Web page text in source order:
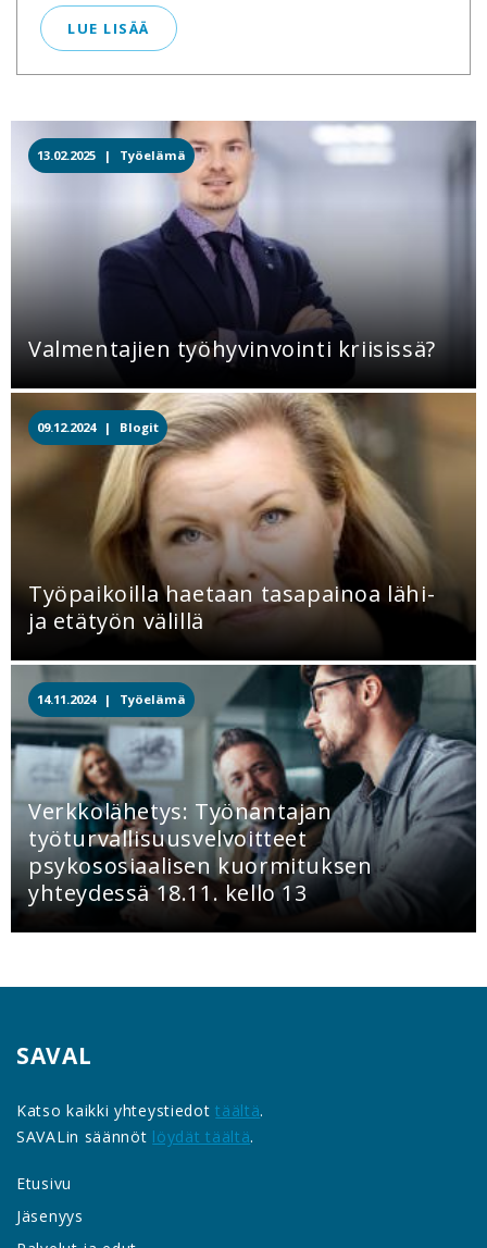
LUE LISÄÄ
13.02.2025 | Työelämä
Valmentajien työhyvinvointi kriisissä?
09.12.2024 | Blogit
Työpaikoilla haetaan tasapainoa lähi-
ja etätyön välillä
14.11.2024 | Työelämä
Verkkolähetys: Työnantajan
työturvallisuusvelvoitteet
psykososiaalisen kuormituksen
yhteydessä 18.11. kello 13
SAVAL
Katso kaikki yhteystiedottäältä.
SAVALin säännöt löydät täältä.
Etusivu
Jäsenyys